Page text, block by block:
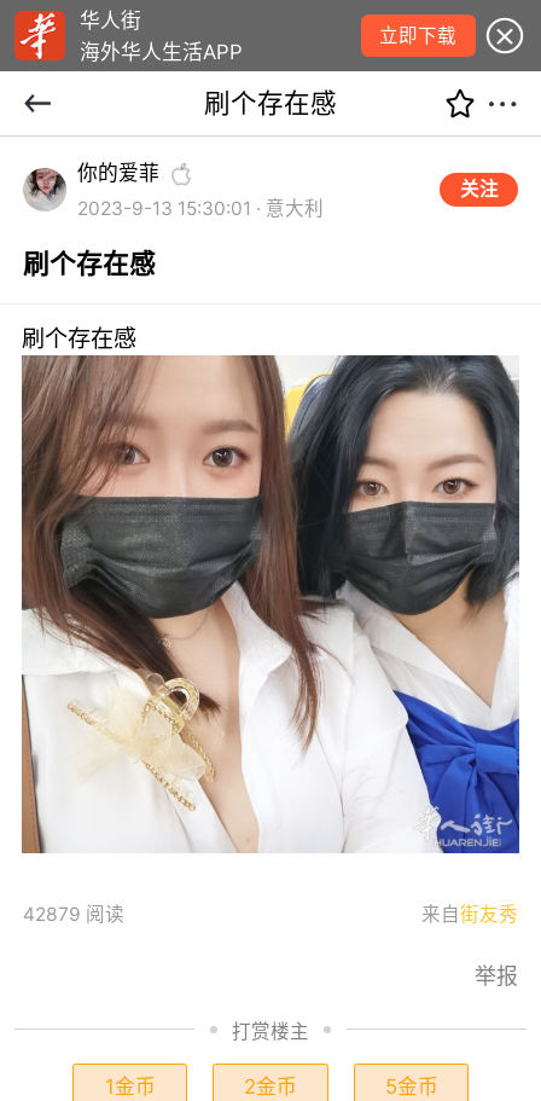
华人街
海外华人生活APP
立即下载
刷个存在感
你的爱菲
2023-9-13 15:30:01 · 意大利
关注
刷个存在感
刷个存在感
42879 阅读 来自街友秀
举报
打赏楼主
1金币 2金币 5金币